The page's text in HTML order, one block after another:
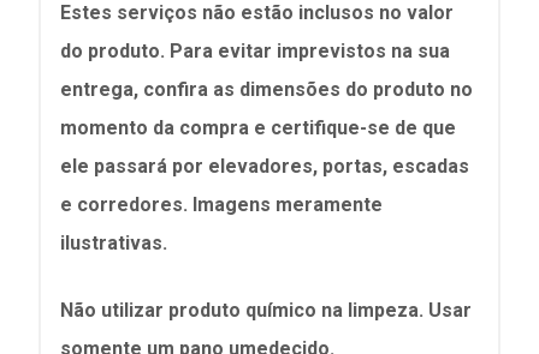
Estes serviços não estão inclusos no valor
do produto. Para evitar imprevistos na sua
entrega, confira as dimensões do produto no
momento da compra e certifique-se de que
ele passará por elevadores, portas, escadas
e corredores. Imagens meramente
ilustrativas.
Não utilizar produto químico na limpeza. Usar
somente um pano umedecido.